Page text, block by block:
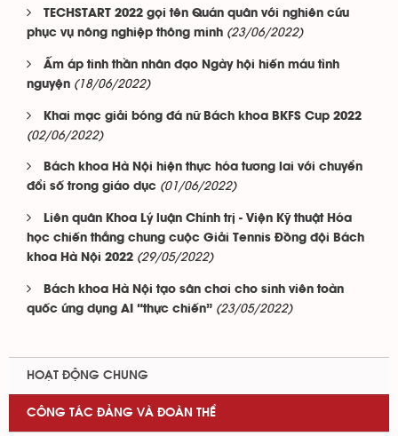
TECHSTART 2022 gọi tên Quán quân với nghiên cứu
phục vụ nông nghiệp thông minh (23/06/2022)
Ấm áp tinh thần nhân đạo Ngày hội hiến máu tình
nguyện (18/06/2022)
Khai mạc giải bóng đá nữ Bách khoa BKFS Cup 2022
(02/06/2022)
Bách khoa Hà Nội hiện thực hóa tương lai với chuyển
đổi số trong giáo dục (01/06/2022)
Liên quân Khoa Lý luận Chính trị - Viện Kỹ thuật Hóa
học chiến thắng chung cuộc Giải Tennis Đồng đội Bách
khoa Hà Nội 2022 (29/05/2022)
Bách khoa Hà Nội tạo sân chơi cho sinh viên toàn
quốc ứng dụng AI “thực chiến” (23/05/2022)
HOẠT ĐỘNG CHUNG
CÔNG TÁC ĐẢNG VÀ ĐOÀN THỂ